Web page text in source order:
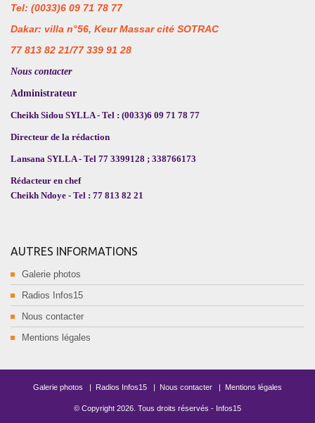
Tel: (0033)6 09 71 78 77
Dakar: villa n°56, Keur Massar cité SOTRAC
77 813 82 21/77 339 91 28
Nous contacter
Administrateur
Cheikh Sidou SYLLA - Tel : (0033)6 09 71 78 77
Directeur de la rédaction
Lansana SYLLA - Tel 77 3399128 ; 338766173
Rédacteur en chef
Cheikh Ndoye - Tel : 77 813 82 21
AUTRES INFORMATIONS
Galerie photos
Radios Infos15
Nous contacter
Mentions légales
Galerie photos | Radios Infos15 | Nous contacter | Mentions légales
© Copyright 2026 . Tous droits réservés - Infos15